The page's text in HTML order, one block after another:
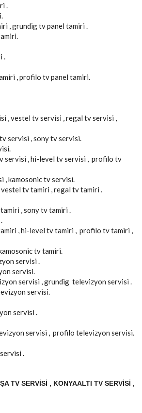
.
, grundig tv panel tamiri .
.
, profilo tv panel tamiri.
, vestel tv servisi , regal tv servisi ,
servisi , sony tv servisi.
servisi , hi-level tv servisi , profilo tv
, kamosonic tv servisi.
tv tamiri , regal tv tamiri .
, sony tv tamiri .
, hi-level tv tamiri , profilo tv tamiri ,
tv tamiri.
servisi .
servisi.
servisi , grundig televizyon servisi .
servisi.
servisi .
servisi , profilo televizyon servisi.
.
TV SERVISI , KONYAALTI TV SERVISI ,